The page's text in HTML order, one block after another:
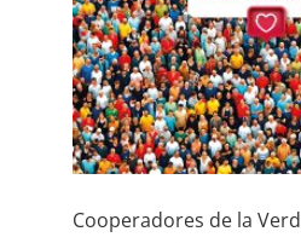
Cooperadores de la